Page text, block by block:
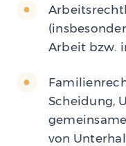
Arbeit bzw.
Scheidung,
von